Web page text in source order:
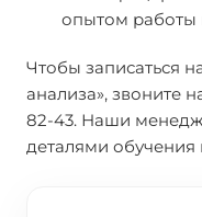
опытом работы
Чтобы записаться
анализа», звоните
82-43. Наши
деталями обучения